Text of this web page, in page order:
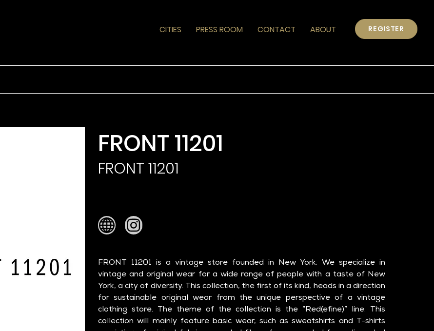
CITIES PRESS ROOM CONTACT ABOUT REGISTER
FRONT 11201
FRONT 11201
FRONT 11201 is a vintage store founded in New York. We specialize in
vintage and original wear for a wide range of people with a taste of New
York, a city of diversity. This collection, the first of its kind, heads in a direction
for sustainable original wear from the unique perspective of a vintage
clothing store. The theme of the collection is the “Red(efine)” line. This
collection will mainly feature basic wear, such as sweatshirts and T-shirts